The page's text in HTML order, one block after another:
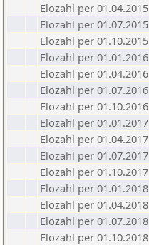
Elozahl per 01.04.2015
Elozahl per 01.07.2015
Elozahl per 01.10.2015
Elozahl per 01.01.2016
Elozahl per 01.04.2016
Elozahl per 01.07.2016
Elozahl per 01.10.2016
Elozahl per 01.01.2017
Elozahl per 01.04.2017
Elozahl per 01.07.2017
Elozahl per 01.10.2017
Elozahl per 01.01.2018
Elozahl per 01.04.2018
Elozahl per 01.07.2018
Elozahl per 01.10.2018